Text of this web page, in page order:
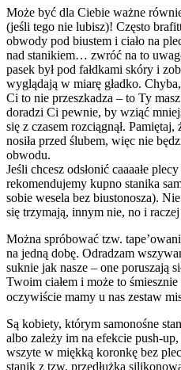
Może być dla Ciebie ważne
(jeśli tego nie lubisz)! Często
obwody pod biustem i ciało na
nad stanikiem… zwróć na to
pasek był pod fałdkami skóry i
wyglądają w miarę gładko.
Ci to nie przeszkadza – to Ty
doradzi Ci pewnie, by wziąć
się z czasem rozciągnął.
nosiła przed ślubem, więc nie
obwodu.
Jeśli chcesz odsłonić caaaałe
rekomendujemy kupno stanika
sobie wesela bez biustonosza).
się trzymają, innym nie, no i
Można spróbować tzw.
na jedną dobę. Odradzam
suknie jak nasze – one poruszają
Twoim ciałem i może to
oczywiście mamy u nas zestaw
Są kobiety, którym samonośne
albo zależy im na efekcie push-
wszyte w miękką koronkę bez
stanik z tzw. przedłużką